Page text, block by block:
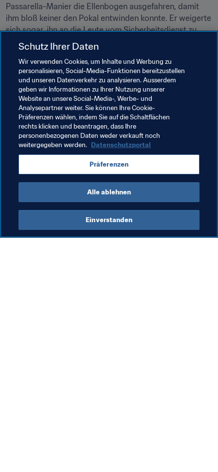
Passarella-Manier die Ellenbogen ausgefahren, damit
ihm bloß keiner den Pokal entwinden konnte. Er weigerte
sich sogar, ihn an die Leute vom Sicherheitsdienst zu
übergeben, die deswegen in die Kabine kamen!"
1986 gewann Passarella "seinen" Pokal erneut, dieses
Mal allerdings als normales Teammitglied. Die
Kapitänsbinde trug bei diesem Turnier Diego Maradona.
Der historische Moment der Freude nach dem Finale
1978 indes ist als Höhepunkt von Passarellas
außergewöhnlicher Karriere bis heute unvergessen.
Verwandte Themen
Argentina CONMEBOL
Schutz Ihrer Daten
Wir verwenden Cookies, um Inhalte und Werbung zu
personalisieren, Social-Media-Funktionen bereitzustellen
und unseren Datenverkehr zu analysieren. Ausserdem
geben wir Informationen zu Ihrer Nutzung unserer
Website an unsere Social-Media-, Werbe- und
Analysepartner weiter. Sie können Ihre Cookie-
Präferenzen wählen, indem Sie auf die Schaltflächen
rechts klicken und beantragen, dass Ihre
personenbezogenen Daten weder verkauft noch
weitergegeben werden. Datenschutzportal
Präferenzen
Alle ablehnen
Einverstanden